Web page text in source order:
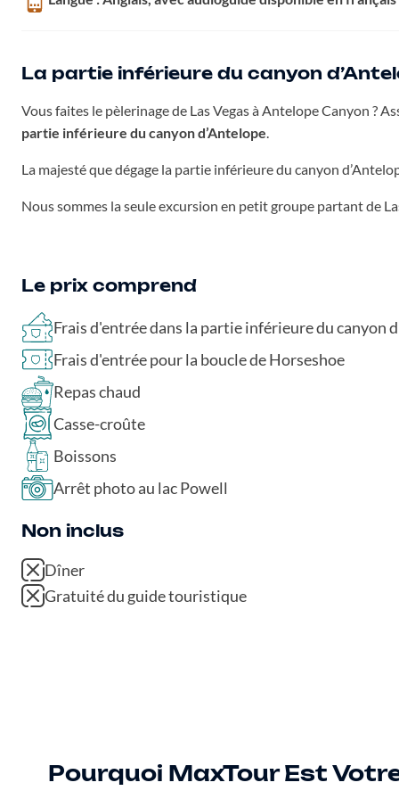
La partie inférieure du canyon
Vous faites le pèlerinage de Las Vegas à Antelope Canyon ?
partie inférieure du canyon d’Antelope.
La majesté que dégage la partie inférieure du canyon
Nous sommes la seule excursion en petit groupe partant de
Le prix comprend
Frais d'entrée dans la partie inférieure du canyon
Frais d'entrée pour la boucle de Horseshoe
Repas chaud
Casse-croûte
Boissons
Arrêt photo au lac Powell
Non inclus
Dîner
Gratuité du guide touristique
Pourquoi MaxTour Est